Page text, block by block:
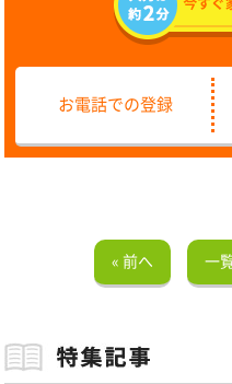
お電話での登録
« 前へ 一